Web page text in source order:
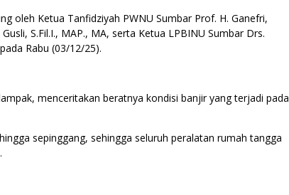
oleh Ketua Tanfidziyah PWNU Sumbar Prof. H. Ganefri,
S.Fil.I., MAP., MA, serta Ketua LPBINU Sumbar Drs.
Rabu (03/12/25).
menceritakan beratnya kondisi banjir yang terjadi pada
sepinggang, sehingga seluruh peralatan rumah tangga